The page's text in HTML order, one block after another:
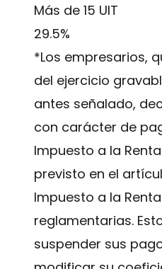
Más de 15 UIT
29.5%
*Los empresarios,
del ejercicio
antes señalado,
con carácter de
Impuesto a la
previsto en el
Impuesto a la
reglamentarias.
suspender sus